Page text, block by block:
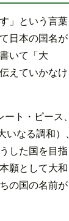
」という言葉
日本の国名が
いて「大
えていかなけ
ト・ピース、
なる調和）、
した国を目指
願として大和
の国の名前が